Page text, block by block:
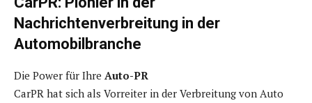
Nachrichtenverbreitung in der
Automobilbranche
Die Power für Ihre Auto-PR
CarPR hat sich als Vorreiter in der Verbreitung von Auto